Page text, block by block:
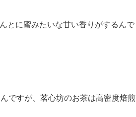
とに蜜みたいな甘い香りがするんで
ですが、茗心坊のお茶は高密度焙煎